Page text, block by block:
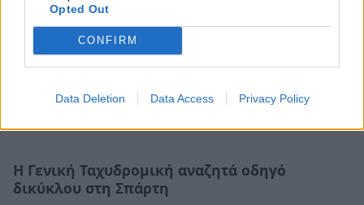
Opted Out
CONFIRM
Data Deletion Data Access Privacy Policy
Η Γενική Ταχυδρομική αναζητά οδηγό
δικύκλου στη Σπάρτη